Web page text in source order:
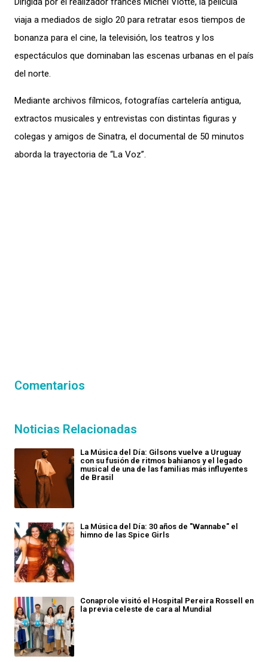
viaja a mediados de siglo 20 para retratar esos tiempos de
bonanza para el cine, la televisión, los teatros y los
espectáculos que dominaban las escenas urbanas en el país
del norte.
Mediante archivos fílmicos, fotografías cartelería antigua,
extractos musicales y entrevistas con distintas figuras y
colegas y amigos de Sinatra, el documental de 50 minutos
aborda la trayectoria de “La Voz”.
Comentarios
Noticias Relacionadas
La Música del Día: Gilsons vuelve a Uruguay
con su fusión de ritmos bahianos y el legado
musical de una de las familias más influyentes
de Brasil
La Música del Día: 30 años de "Wannabe" el
himno de las Spice Girls
Conaprole visitó el Hospital Pereira Rossell en
la previa celeste de cara al Mundial